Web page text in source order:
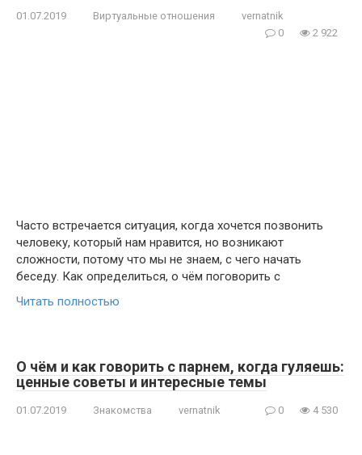
01.07.2019 Виртуальные отношения
vernatnik
0
2 922
Часто встречается ситуация, когда хочется позвонить
человеку, который нам нравится, но возникают
сложности, потому что мы не знаем, с чего начать
беседу. Как определиться, о чём поговорить с
Читать полностью
О чём и как говорить с парнем, когда гуляешь:
ценные советы и интересные темы
01.07.2019 Знакомства vernatnik 0 4 530